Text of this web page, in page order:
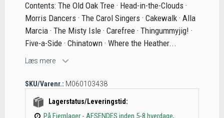
Contents: The Old Oak Tree · Head-in-the-Clouds ·
Morris Dancers · The Carol Singers · Cakewalk · Alla
Marcia · The Misty Isle · Carefree · Thingummyjig! ·
Five-a-Side · Chinatown · Where the Heather...
Læs mere
SKU/Varenr.: M060103438
Lagerstatus/Leveringstid:
På Fjernlager - AFSENDES inden 5-8 hverdage,